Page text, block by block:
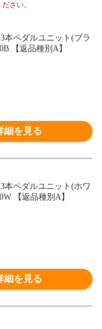
さい。
本ペダルユニット(ブラ
【返品種別A】
細を見る
本ペダルユニット(ホワ
【返品種別A】
細を見る